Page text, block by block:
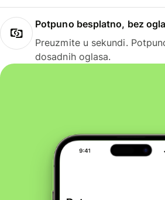
Potpuno besplatno, bez
Preuzmite u sekundi.
dosadnih oglasa.